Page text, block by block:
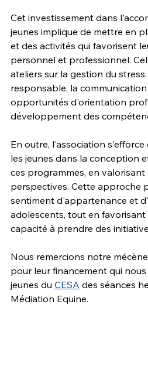
Cet investissement dans
jeunes implique de mettre en
et des activités qui favorisent
personnel et professionnel.
ateliers sur la gestion du
responsable, la communication
opportunités d'orientation
développement des
En outre, l'association
les jeunes dans la conception
ces programmes, en valorisant
perspectives. Cette approche
sentiment d'appartenance et
adolescents, tout en
capacité à prendre des
Nous remercions notre
pour leur financement qui
jeunes du CESA des séances
Médiation Equine.